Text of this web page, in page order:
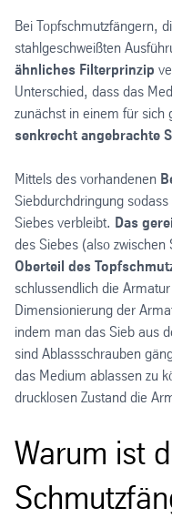
Bei Topfschmutzfängern,
stahlgeschweißten
ähnliches Filterprinzip
Unterschied, dass das
zunächst in einem für sich
senkrecht angebrachte
Mittels des vorhandenen
Siebdurchdringung
Siebes verbleibt. Das
des Siebes (also
Oberteil des
schlussendlich die
Dimensionierung der
indem man das Sieb aus
sind Ablassschrauben
das Medium ablassen zu
drucklosen Zustand die
Warum ist